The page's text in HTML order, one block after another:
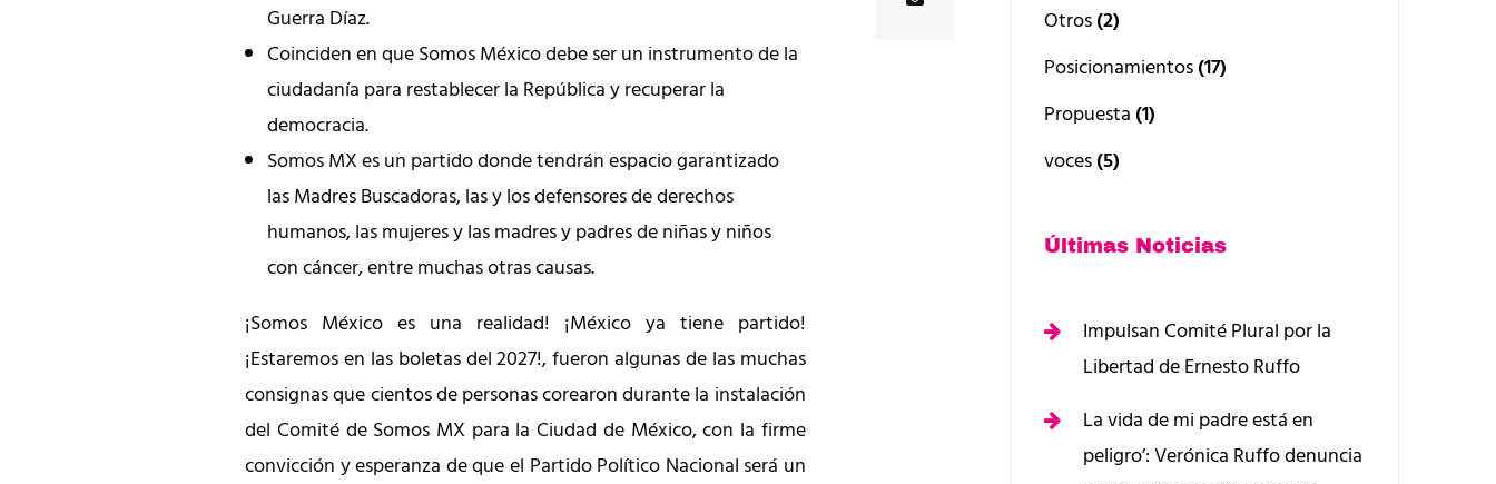
Guerra Díaz.
Coinciden en que Somos México debe ser un instrumento de la
ciudadanía para restablecer la República y recuperar la
democracia.
Somos MX es un partido donde tendrán espacio garantizado
las Madres Buscadoras, las y los defensores de derechos
humanos, las mujeres y las madres y padres de niñas y niños
con cáncer, entre muchas otras causas.
¡Somos México es una realidad! ¡México ya tiene partido!
¡Estaremos en las boletas del 2027!, fueron algunas de las muchas
consignas que cientos de personas corearon durante la instalación
del Comité de Somos MX para la Ciudad de México, con la firme
convicción y esperanza de que el Partido Político Nacional será un
Otros(2)
Posicionamientos(17)
Propuesta (1)
voces(5)
Últimas Noticias
Impulsan Comité Plural por la
Libertad de Ernesto Ruffo
La vida de mi padre está en
peligro’: Verónica Ruffo denuncia